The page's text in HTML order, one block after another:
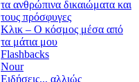
τα ανθρώπινα δικαιώματα και
τους πρόσφυγες
Κλικ – Ο κόσμος μέσα από
τα μάτια μου
Flashbacks
Nour
Ειδήσεις... αλλιώς